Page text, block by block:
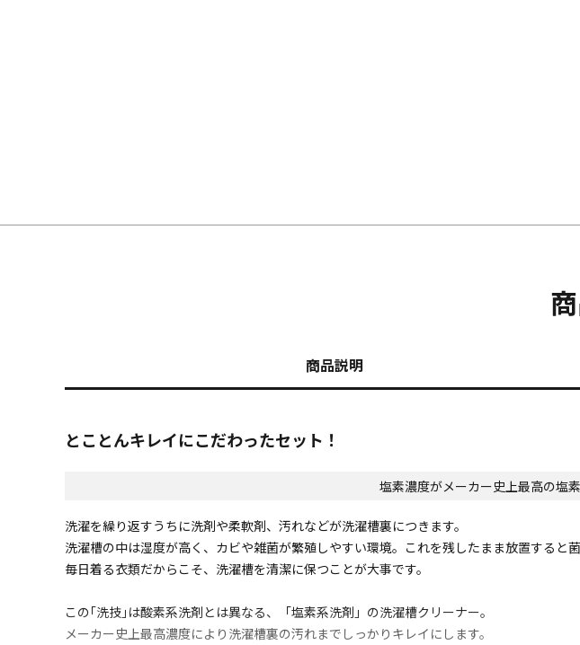
商品説明
とことんキレイにこだわったセット！
塩素濃度がメーカー史上最高の塩
洗濯を繰り返すうちに洗剤や柔軟剤、汚れなどが洗濯槽裏につきます。
洗濯槽の中は湿度が高く、カビや雑菌が繁殖しやすい環境。これを残したまま放置すると
毎日着る衣類だからこそ、洗濯槽を清潔に保つことが大事です。
この｢洗技｣は酸素系洗剤とは異なる、「塩素系洗剤」の洗濯槽クリーナー。
メーカー史上最高濃度により洗濯槽裏の汚れまでしっかりキレイにします。